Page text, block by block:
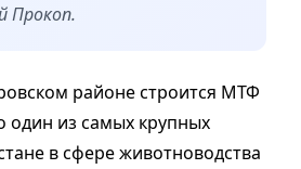
Прокоп.
районе строится МТФ
один из самых крупных
в сфере животноводства